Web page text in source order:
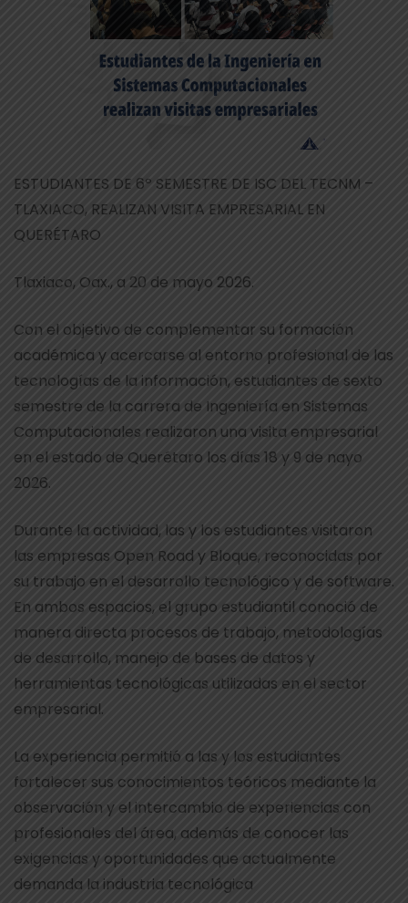
ESTUDIANTES DE 6º SEMESTRE DE ISC DEL TECNM –
TLAXIACO, REALIZAN VISITA EMPRESARIAL EN
QUERÉTARO
Tlaxiaco, Oax., a 20 de mayo 2026.
Con el objetivo de complementar su formación
académica y acercarse al entorno profesional de las
tecnologías de la información, estudiantes de sexto
semestre de la carrera de Ingeniería en Sistemas
Computacionales realizaron una visita empresarial
en el estado de Querétaro los días 18 y 9 de nayo
2026.
Durante la actividad, las y los estudiantes visitaron
las empresas Open Road y Bloque, reconocidas por
su trabajo en el desarrollo tecnológico y de software.
En ambos espacios, el grupo estudiantil conoció de
manera directa procesos de trabajo, metodologías
de desarrollo, manejo de bases de datos y
herramientas tecnológicas utilizadas en el sector
empresarial.
La experiencia permitió a las y los estudiantes
fortalecer sus conocimientos teóricos mediante la
observación y el intercambio de experiencias con
profesionales del área, además de conocer las
exigencias y oportunidades que actualmente
demanda la industria tecnológica